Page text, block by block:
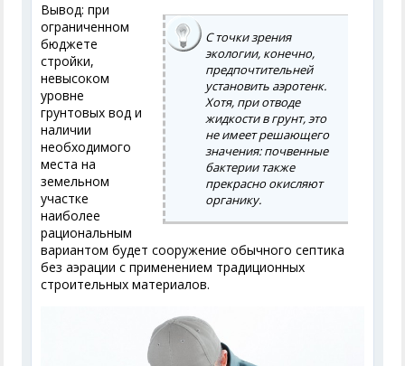
С точки зрения
экологии, конечно,
предпочтительней
установить аэротенк.
Хотя, при отводе
жидкости в грунт, это
не имеет решающего
значения: почвенные
бактерии также
прекрасно окисляют
органику.
Вывод: при
ограниченном
бюджете
стройки,
невысоком
уровне
грунтовых вод и
наличии
необходимого
места на
земельном
участке
наиболее
рациональным
вариантом будет сооружение обычного септика
без аэрации с применением традиционных
строительных материалов.